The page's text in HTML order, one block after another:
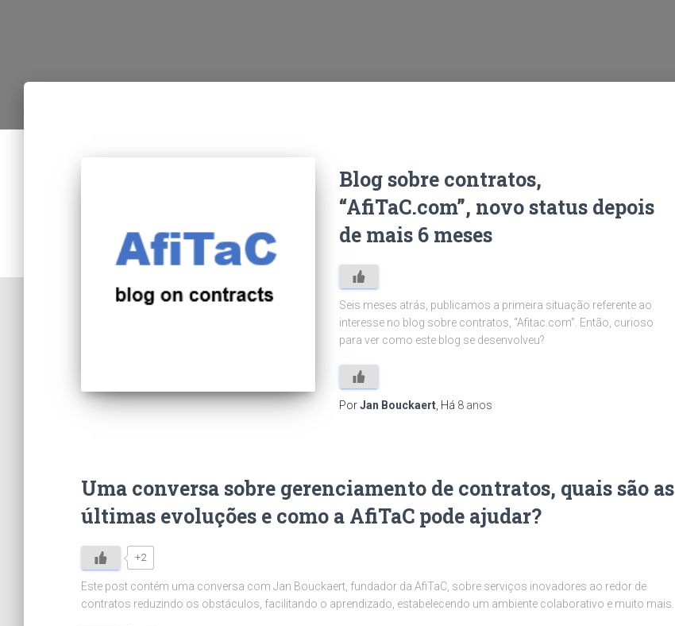
Blog sobre contratos,
“AfiTaC.com”, novo status depois
de mais 6 meses
Seis meses atrás, publicamos a primeira situação referente ao
interesse no blog sobre contratos, “Afitac.com”. Então, curioso
para ver como este blog se desenvolveu?
PorJan Bouckaert , Há 8 anos
Uma conversa sobre gerenciamento de contratos, quais são as
últimas evoluções e como a AfiTaC pode ajudar?
+2
Este post contém uma conversa com Jan Bouckaert, fundador da AfiTaC, sobre serviços inovadores ao redor de
contratos reduzindo os obstáculos, facilitando o aprendizado, estabelecendo um ambiente colaborativo e muito mais.